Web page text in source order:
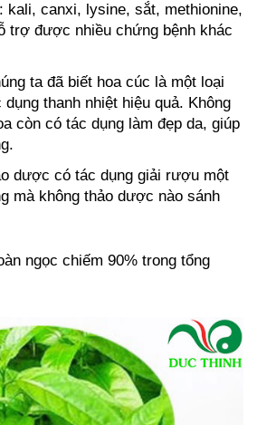
kali, canxi, lysine, sắt, methionine,
trợ được nhiều chứng bệnh khác
ta đã biết hoa cúc là một loại
thanh nhiệt hiệu quả. Không
còn có tác dụng làm đẹp da, giúp
dược có tác dụng giải rượu một
mà không thảo dược nào sánh
ngọc chiếm 90% trong tổng